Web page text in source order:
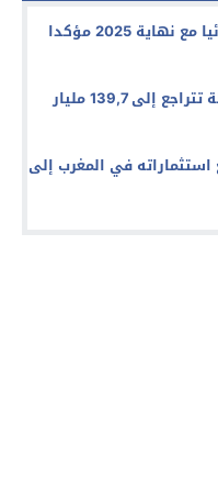
قطاع السياحة يسجل أداء استثنائيا مع نهاية 2025 مؤكدا
حاجة البنوك المغربية إلى السيولة تتراجع إلى 139,7 مليار
استثماراته في المغرب إلى